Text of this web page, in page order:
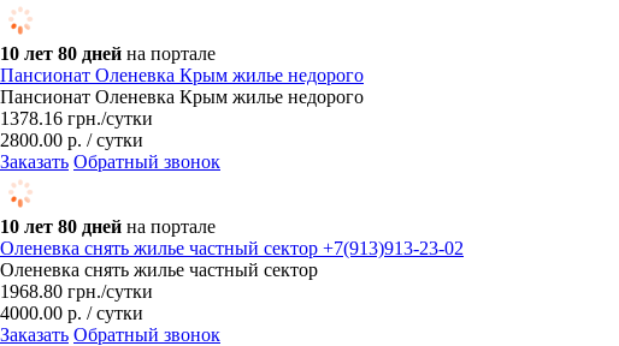
10 лет 80 дней на портале
Пансионат Оленевка Крым жилье недорого
Пансионат Оленевка Крым жилье недорого
1378.16 грн./сутки
2800.00 р. / сутки
Заказать Обратный звонок
10 лет 80 дней на портале
Оленевка снять жилье частный сектор +7(913)913-23-02
Оленевка снять жилье частный сектор
1968.80 грн./сутки
4000.00 р. / сутки
Заказать Обратный звонок